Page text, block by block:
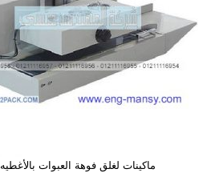
ماكينات لغلق فوهة العبوات بالأغطيه